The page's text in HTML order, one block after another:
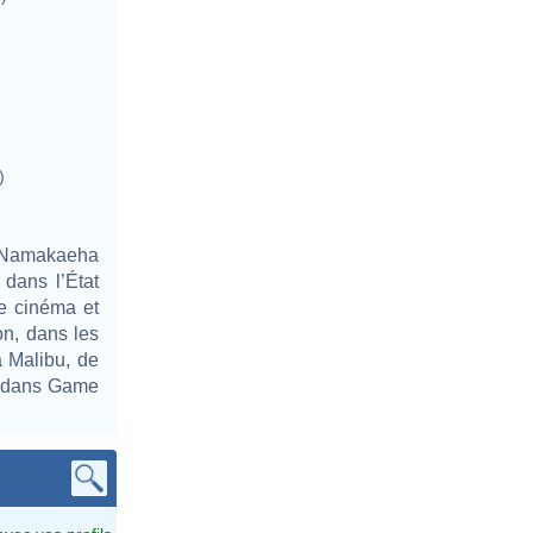
l’État
cinéma et
dans les
Malibu, de
Game